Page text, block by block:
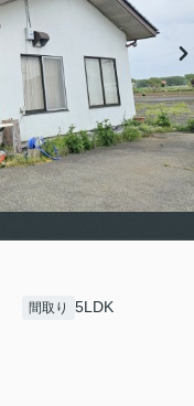
間取り 5LDK